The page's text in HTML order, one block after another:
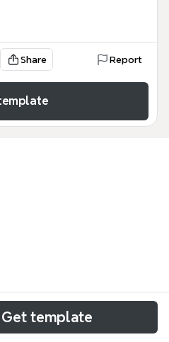
Share Report
ini menyediakan kerangka
struktur sistem
Get template